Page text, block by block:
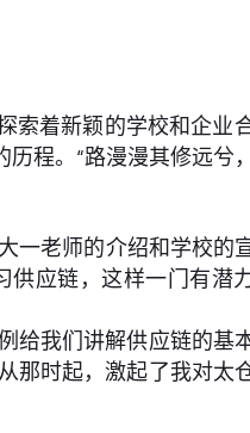
索着新颖的学校和企业
程。“路漫漫其修远兮
一老师的介绍和学校的
供应链，这样一门有潜
给我们讲解供应链的基
那时起，激起了我对太